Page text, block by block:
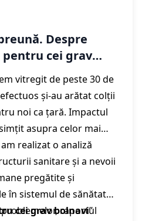
Despre
cei grav
echipa de
vitregit de peste 30 de
și-au arătat colții
noi ca țară. Impactul
asupra celor mai
am realizat o analiză
sanitare și a nevoii
pregătite și
în sistemul de sănătate.
cei grav bolnavi”
raportul